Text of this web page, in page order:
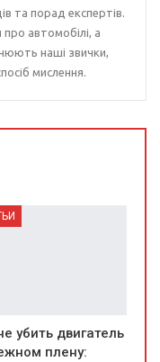
та порад експертів.
автомобілі, а
наші звички,
мислення.
убить двигатель
плену: